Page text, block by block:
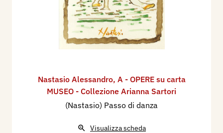
Nastasio Alessandro, A - OPERE su carta
MUSEO - Collezione Arianna Sartori
(Nastasio) Passo di danza
Visualizza scheda